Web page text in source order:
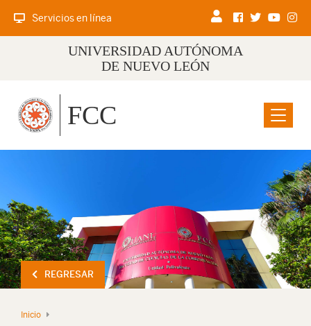
Servicios en línea
UNIVERSIDAD AUTÓNOMA
DE NUEVO LEÓN
Menu
FCC
REGRESAR
Inicio